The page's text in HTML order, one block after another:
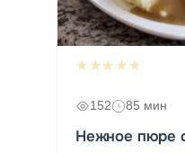
★★★★★
152 85 мин
Нежное пюре